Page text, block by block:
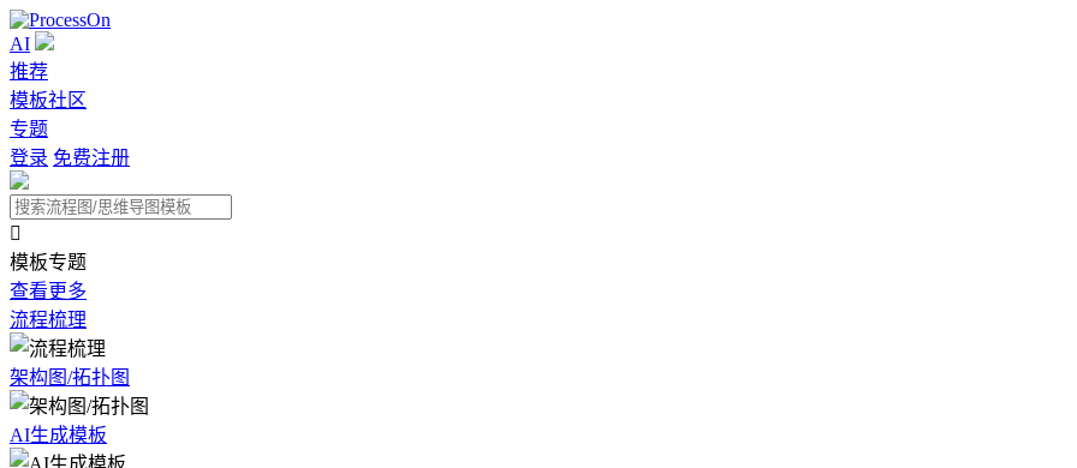
AI
推荐
模板社区
专题
登录 免费注册

模板专题
查看更多
流程梳理
架构图/拓扑图
AI生成模板